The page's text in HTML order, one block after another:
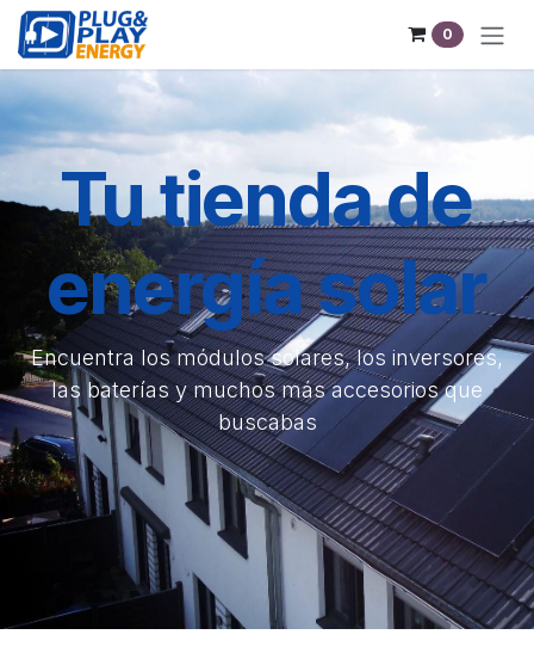
Se rendre au contenu
0
Tu tienda de
energía solar
Encuentra los módulos solares, los inversores,
las baterías y muchos más accesorios que
buscabas